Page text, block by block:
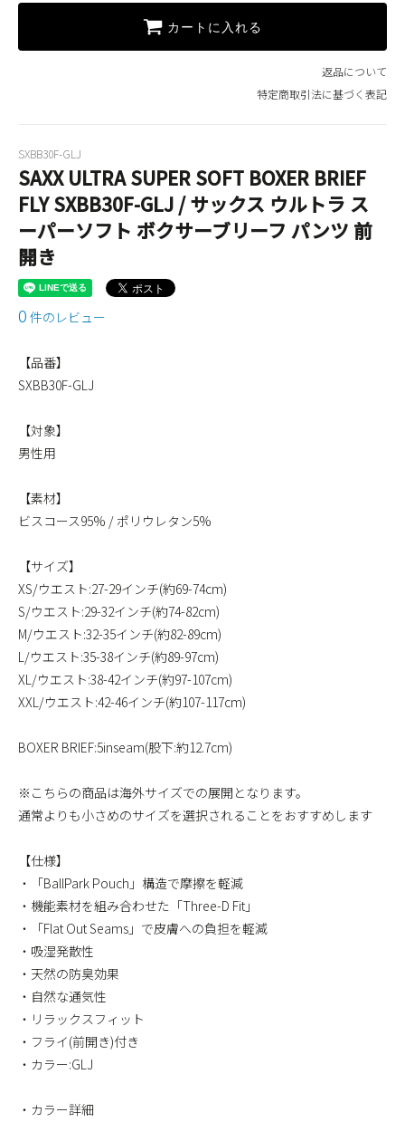
カートに入れる
返品について
特定商取引法に基づく表記
SXBB30F-GLJ
SAXX ULTRA SUPER SOFT BOXER BRIEF
FLY SXBB30F-GLJ / サックス ウルトラ ス
ーパーソフト ボクサーブリーフ パンツ 前
開き
0 件のレビュー
【品番】
SXBB30F-GLJ
【対象】
男性用
【素材】
ビスコース95% / ポリウレタン5%
【サイズ】
XS/ウエスト:27-29インチ(約69-74cm)
S/ウエスト:29-32インチ(約74-82cm)
M/ウエスト:32-35インチ(約82-89cm)
L/ウエスト:35-38インチ(約89-97cm)
XL/ウエスト:38-42インチ(約97-107cm)
XXL/ウエスト:42-46インチ(約107-117cm)
BOXER BRIEF:5inseam(股下:約12.7cm)
※こちらの商品は海外サイズでの展開となります。
通常よりも小さめのサイズを選択されることをおすすめします
【仕様】
・「BallPark Pouch」構造で摩擦を軽減
・機能素材を組み合わせた「Three-D Fit」
・「Flat Out Seams」で皮膚への負担を軽減
・吸湿発散性
・天然の防臭効果
・自然な通気性
・リラックスフィット
・フライ(前開き)付き
・カラー:GLJ
・カラー詳細